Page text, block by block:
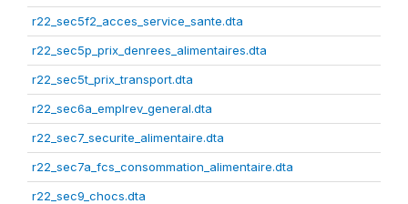
r22_sec5f2_acces_service_sante.dta
r22_sec5p_prix_denrees_alimentaires.dta
r22_sec5t_prix_transport.dta
r22_sec6a_emplrev_general.dta
r22_sec7_securite_alimentaire.dta
r22_sec7a_fcs_consommation_alimentaire.dta
r22_sec9_chocs.dta